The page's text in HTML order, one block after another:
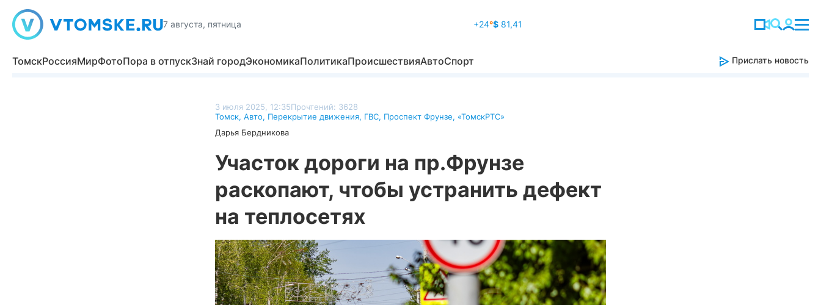
7 августа, пятница +24°$ 81,41
ТомскРоссияМирФотоПора в отпускЗнай городЭкономикаПолитикаПроисшествияАвтоСпорт Прислать новость
3 июля 2025, 12:35Прочтений: 3628
Томск, Авто, Перекрытие движения, ГВС, Проспект Фрунзе, «ТомскРТС»
Дарья Бердникова
Участок дороги на пр.Фрунзе
раскопают, чтобы устранить дефект
на теплосетях